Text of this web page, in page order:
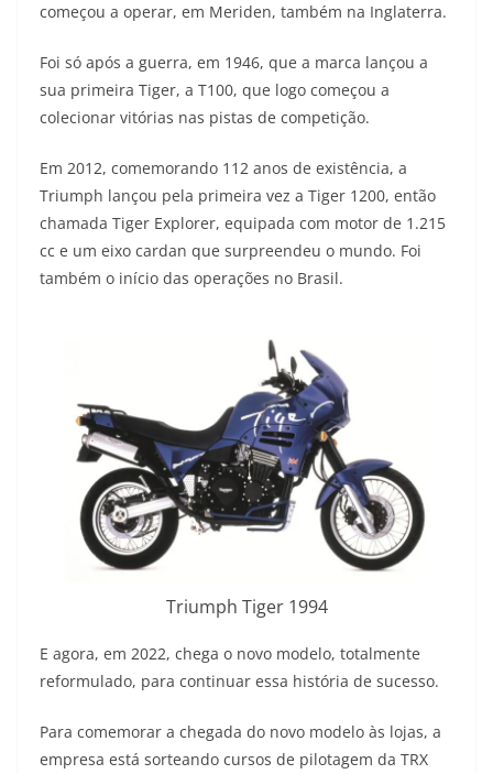
começou a operar, em Meriden, também na Inglaterra.
Foi só após a guerra, em 1946, que a marca lançou a
sua primeira Tiger, a T100, que logo começou a
colecionar vitórias nas pistas de competição.
Em 2012, comemorando 112 anos de existência, a
Triumph lançou pela primeira vez a Tiger 1200, então
chamada Tiger Explorer, equipada com motor de 1.215
cc e um eixo cardan que surpreendeu o mundo. Foi
também o início das operações no Brasil.
Triumph Tiger 1994
E agora, em 2022, chega o novo modelo, totalmente
reformulado, para continuar essa história de sucesso.
Para comemorar a chegada do novo modelo às lojas, a
empresa está sorteando cursos de pilotagem da TRX